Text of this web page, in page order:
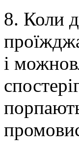
8. Коли
і